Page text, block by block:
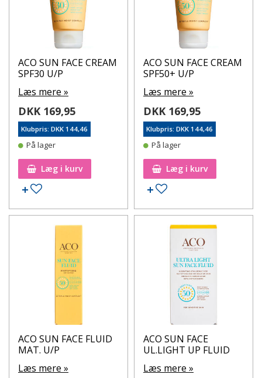
ACO SUN FACE CREAM
SPF30 U/P
Læs mere »
DKK 169,95
Klubpris: DKK 144,46
På lager
Læg i kurv
Tilføj til ønskeseddel
ACO SUN FACE CREAM
SPF50+ U/P
Læs mere »
DKK 169,95
Klubpris: DKK 144,46
På lager
Læg i kurv
Tilføj til ønskeseddel
ACO SUN FACE FLUID
MAT. U/P
Læs mere »
ACO SUN FACE
UL.LIGHT UP FLUID
Læs mere »